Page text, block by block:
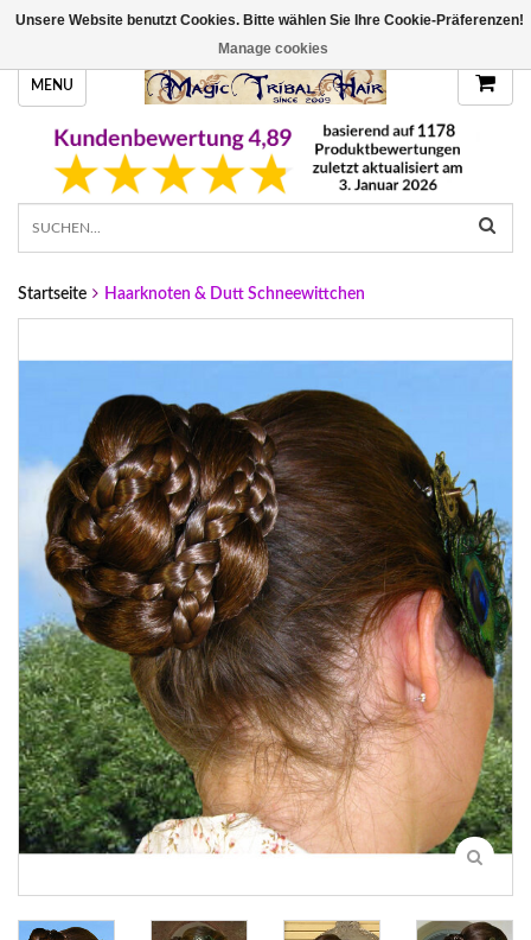
HANDGEFERTIGTE HAARTEILE, DEINE FARBE
MENU
Startseite Haarknoten & Dutt Schneewittchen
Unsere Website benutzt Cookies. Bitte wählen Sie Ihre Cookie-Präferenzen!
Manage cookies